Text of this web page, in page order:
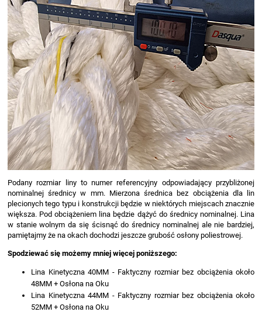
Podany rozmiar liny to numer referencyjny odpowiadający przybliżonej
nominalnej średnicy w mm. Mierzona średnica bez obciążenia dla lin
plecionych tego typu i konstrukcji będzie w niektórych miejscach znacznie
większa. Pod obciążeniem lina będzie dążyć do średnicy nominalnej. Lina
w stanie wolnym da się ścisnąć do średnicy nominalnej ale nie bardziej,
pamiętajmy że na okach dochodzi jeszcze grubość osłony poliestrowej.
Spodziewać się możemy mniej więcej poniższego:
Lina Kinetyczna 40MM - Faktyczny rozmiar bez obciążenia około
48MM + Osłona na Oku
Lina Kinetyczna 44MM - Faktyczny rozmiar bez obciążenia około
52MM + Osłona na Oku